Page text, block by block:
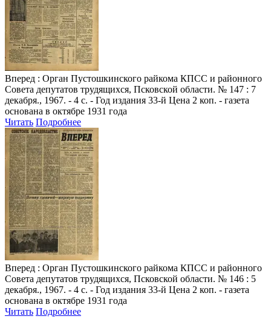
Вперед : Орган Пустошкинского райкома КПСС и районного
Совета депутатов трудящихся, Псковской области. № 147 : 7
декабря., 1967. - 4 с. - Год издания 33-й Цена 2 коп. - газета
основана в октябре 1931 года
Читать Подробнее
Вперед : Орган Пустошкинского райкома КПСС и районного
Совета депутатов трудящихся, Псковской области. № 146 : 5
декабря., 1967. - 4 с. - Год издания 33-й Цена 2 коп. - газета
основана в октябре 1931 года
Читать Подробнее